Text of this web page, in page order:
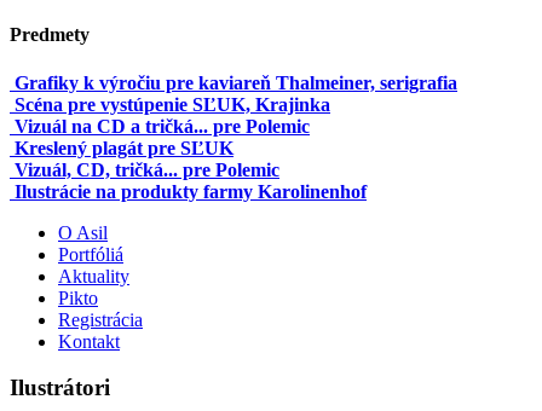
Predmety
Grafiky k výročiu pre kaviareň Thalmeiner, serigrafia
Scéna pre vystúpenie SĽUK, Krajinka
Vizuál na CD a tričká... pre Polemic
Kreslený plagát pre SĽUK
Vizuál, CD, tričká... pre Polemic
Ilustrácie na produkty farmy Karolinenhof
O Asil
Portfóliá
Aktuality
Pikto
Registrácia
Kontakt
Ilustrátori